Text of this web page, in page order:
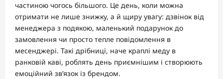
частиною чогось більшого. Це день, коли можна
отримати не лише знижку, а й щиру увагу: дзвінок від
менеджера з подякою, маленький подарунок до
замовлення чи просто тепле повідомлення в
месенджері. Такі дрібниці, наче краплі меду в
ранковій каві, роблять день приємнішим і створюють
емоційний зв’язок із брендом.